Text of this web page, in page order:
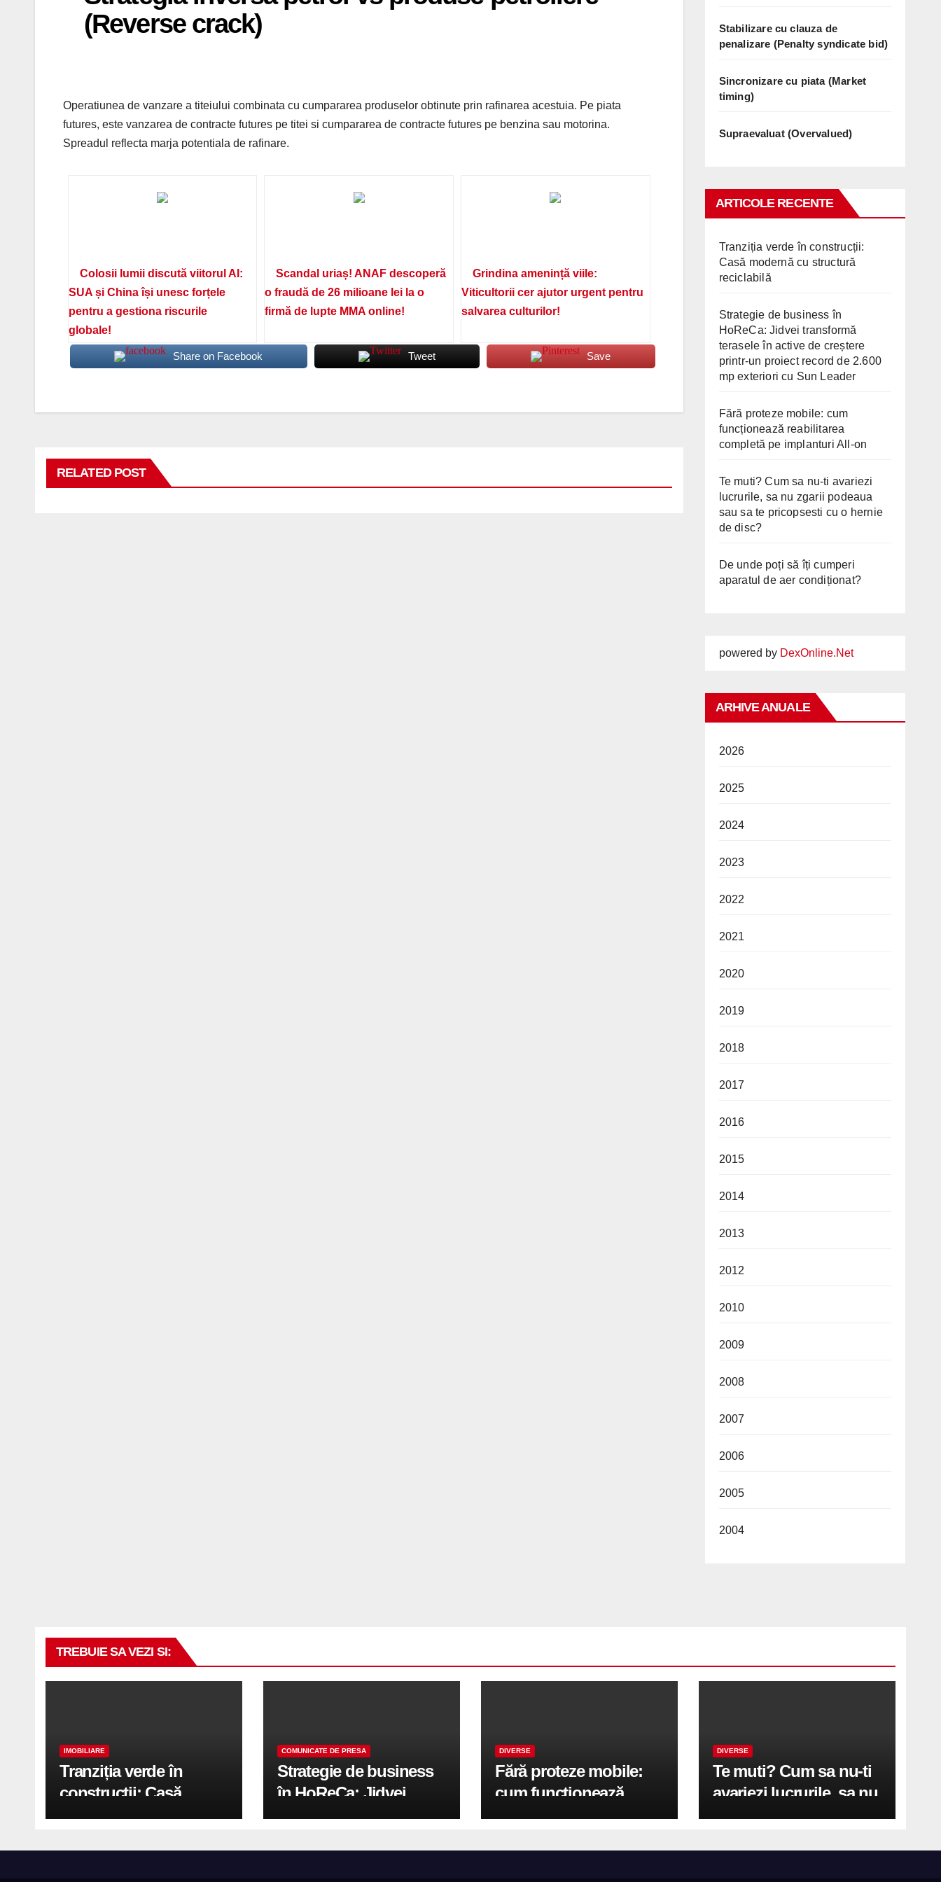
(Reverse crack)
Operatiunea de vanzare a titeiului combinata cu cumpararea produselor obtinute prin rafinarea acestuia. Pe piata
futures, este vanzarea de contracte futures pe titei si cumpararea de contracte futures pe benzina sau motorina.
Spreadul reflecta marja potentiala de rafinare.
Colosii lumii discută viitorul AI:
SUA și China își unesc forțele
pentru a gestiona riscurile
globale!
Scandal uriaș! ANAF descoperă
o fraudă de 26 milioane lei la o
firmă de lupte MMA online!
Grindina amenință viile:
Viticultorii cer ajutor urgent pentru
salvarea culturilor!
Share on Facebook Tweet Save
RELATED POST
Stabilizare cu clauza de
penalizare (Penalty syndicate bid)
Sincronizare cu piata (Market
timing)
Supraevaluat (Overvalued)
ARTICOLE RECENTE
Tranziția verde în construcții:
Casă modernă cu structură
reciclabilă
Strategie de business în
HoReCa: Jidvei transformă
terasele în active de creștere
printr-un proiect record de 2.600
mp exteriori cu Sun Leader
Fără proteze mobile: cum
funcționează reabilitarea
completă pe implanturi All-on
Te muti? Cum sa nu-ti avariezi
lucrurile, sa nu zgarii podeaua
sau sa te pricopsesti cu o hernie
de disc?
De unde poți să îți cumperi
aparatul de aer condiționat?
powered by DexOnline.Net
ARHIVE ANUALE
2026
2025
2024
2023
2022
2021
2020
2019
2018
2017
2016
2015
2014
2013
2012
2010
2009
2008
2007
2006
2005
2004
TREBUIE SA VEZI SI:
IMOBILIARE
Tranziția verde în
construcții: Casă
modernă cu structură
COMUNICATE DE PRESA
Strategie de business
în HoReCa: Jidvei
transformă terasele în
DIVERSE
Fără proteze mobile:
cum funcționează
reabilitarea completă
DIVERSE
Te muti? Cum sa nu-ti
avariezi lucrurile, sa nu
zgarii podeaua sau sa